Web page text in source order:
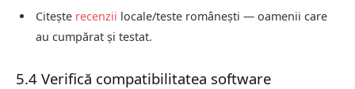
Citește recenzii locale/teste românești — oamenii care
au cumpărat și testat.
5.4 Verifică compatibilitatea software